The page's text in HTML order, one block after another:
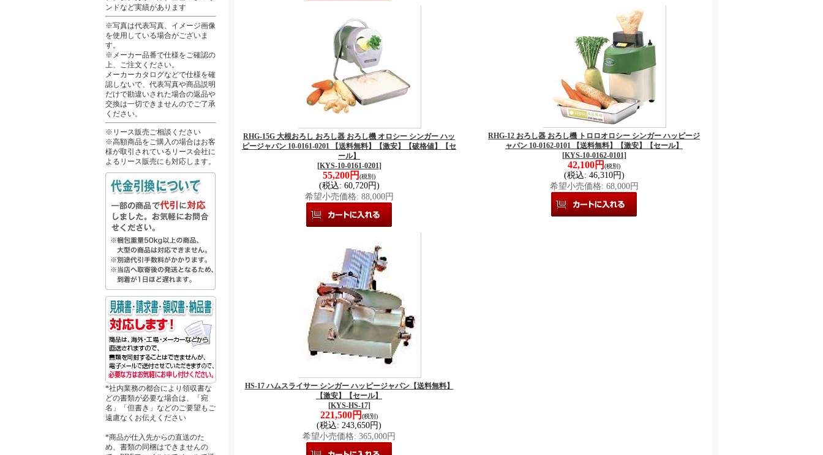
ンドなど実績があります
※写真は代表写真、イメージ画像
を使用している場合がございま
す。
※メーカー品番で仕様をご確認の
上、ご注文ください。
メーカーカタログなどで仕様を確
認しないで、代表写真や商品説明
だけで勘違いされた場合の返品や
交換は一切できませんのでご了承
ください。
※リース販売ご相談ください
※高額商品をご購入の場合はお客
様が取引されているリース会社に
よるリース販売にも対応します。
*社内業務の都合により領収書な
どの書類が必要な場合は、「宛
名」「但書き」などのご要望もご
遠慮なくお伝えください
*商品が仕入先からの直送のた
め、書類の同梱はできませんの
RHG-15G 大根おろし おろし器 おろし機 オロシー シンガー ハッ
ピージャパン 10-0161-0201 【送料無料】【激安】【破格値】【セ
ール】
[KYS-10-0161-0201]
55,200円 (税別)
(税込: 60,720円)
希望小売価格: 88,000円
RHG-12 おろし器 おろし機 トロロオロシー シンガー ハッピージ
ャパン 10-0162-0101 【送料無料】【激安】【セール】
[KYS-10-0162-0101]
42,100円 (税別)
(税込: 46,310円)
希望小売価格: 68,000円
HS-17 ハムスライサー シンガー ハッピージャパン【送料無料】
【激安】【セール】
[KYS-HS-17]
221,500円 (税別)
(税込: 243,650円)
希望小売価格: 365,000円